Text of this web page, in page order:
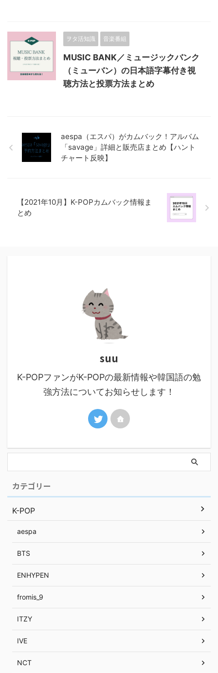
ヲタ活知識 音楽番組
MUSIC BANK／ミュージックバンク
（ミューバン）の日本語字幕付き視
聴方法と投票方法まとめ
aespa（エスパ）がカムバック！アルバム
「savage」詳細と販売店まとめ【ハント
チャート反映】
【2021年10月】K-POPカムバック情報ま
とめ
suu
K-POPファンがK-POPの最新情報や韓国語の勉
強方法についてお知らせします！
カテゴリー
K-POP
aespa
BTS
ENHYPEN
fromis_9
ITZY
IVE
NCT